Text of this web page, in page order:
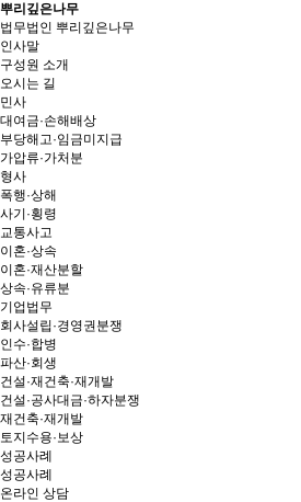
뿌리깊은나무
법무법인 뿌리깊은나무
인사말
구성원 소개
오시는 길
민사
대여금·손해배상
부당해고·임금미지급
가압류·가처분
형사
폭행·상해
사기·횡령
교통사고
이혼·상속
이혼·재산분할
상속·유류분
기업법무
회사설립·경영권분쟁
인수·합병
파산·회생
건설·재건축·재개발
건설·공사대금·하자분쟁
재건축·재개발
토지수용·보상
성공사례
성공사례
온라인 상담